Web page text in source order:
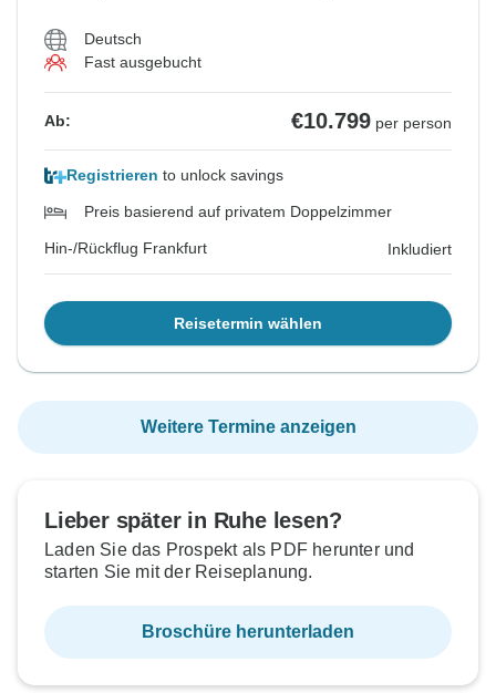
Deutsch
Fast ausgebucht
Ab: €10.799 per person
Registrieren to unlock savings
Preis basierend auf privatem Doppelzimmer
Hin-/Rückflug Frankfurt Inkludiert
Reisetermin wählen
Weitere Termine anzeigen
Lieber später in Ruhe lesen?
Laden Sie das Prospekt als PDF herunter und
starten Sie mit der Reiseplanung.
Broschüre herunterladen